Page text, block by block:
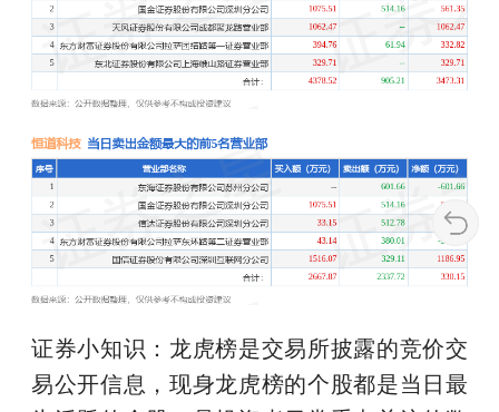
证券小知识：龙虎榜是交易所披露的竞价交
易公开信息，现身龙虎榜的个股都是当日最